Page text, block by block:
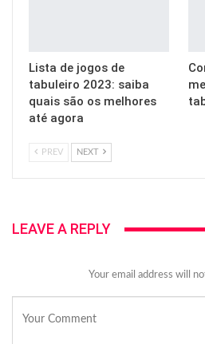
Lista de jogos de
tabuleiro 2023: saiba
quais são os melhores
até agora
PREV NEXT
LEAVE A REPLY
Your email address will